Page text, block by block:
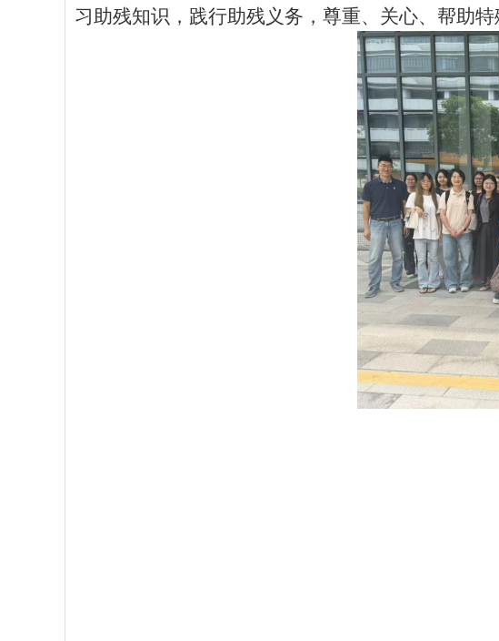
习助残知识，践行助残义务，尊重、关心、帮助特